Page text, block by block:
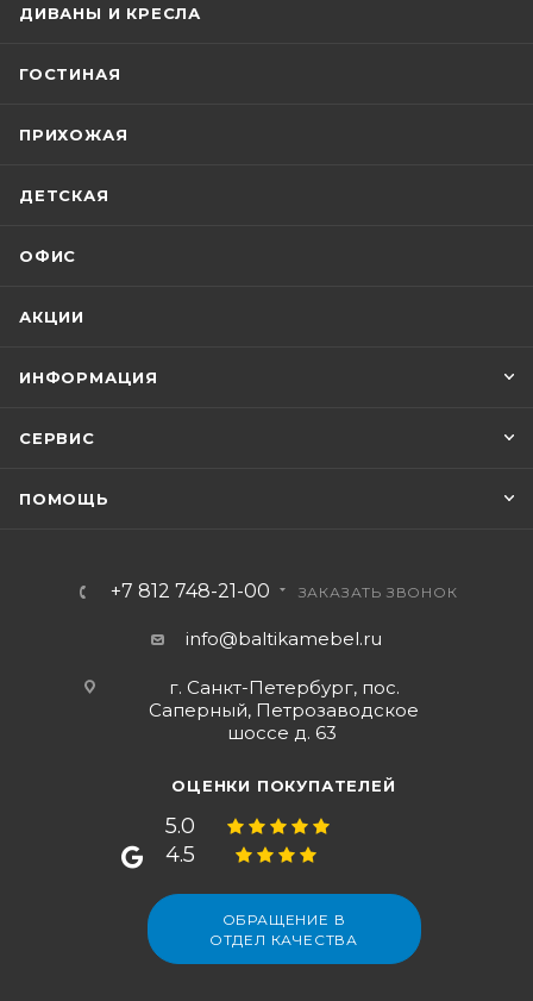
ДИВАНЫ И КРЕСЛА
ГОСТИНАЯ
ПРИХОЖАЯ
ДЕТСКАЯ
ОФИС
АКЦИИ
ИНФОРМАЦИЯ
СЕРВИС
ПОМОЩЬ
+7 812 748-21-00 ЗАКАЗАТЬ ЗВОНОК
info@baltikamebel.ru
г. Санкт-Петербург, пос.
Саперный, Петрозаводское
шоссе д. 63
ОЦЕНКИ ПОКУПАТЕЛЕЙ
5.0
4.5
ОБРАЩЕНИЕ В
ОТДЕЛ КАЧЕСТВА